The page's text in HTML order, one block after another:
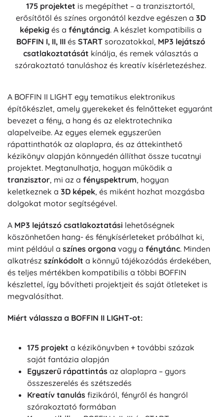
175 projektet is megépíthet – a tranzisztortól,
erősítőtől és színes orgonától kezdve egészen a 3D
képekigés a fénytáncig. A készlet kompatibilis a
BOFFIN I, II, IIIés STARTsorozatokkal, MP3 lejátszó
csatlakoztatását kínálja, és remek választás a
szórakoztató tanuláshoz és kreatív kísérletezéshez.
A BOFFIN II LIGHT egy tematikus elektronikus
építőkészlet, amely gyerekeket és felnőtteket egyaránt
bevezet a fény, a hang és az elektrotechnika
alapelveibe. Az egyes elemek egyszerűen
rápattinthatók az alaplapra, és az áttekinthető
kézikönyv alapján könnyedén állíthat össze tucatnyi
projektet. Megtanulhatja, hogyan működik a
tranzisztor, mi az a fényspektrum, hogyan
keletkeznek a 3D képek, és miként hozhat mozgásba
dolgokat motor segítségével.
A MP3 lejátszó csatlakoztatási lehetőségnek
köszönhetően hang- és fénykísérleteket próbálhat ki,
mint például a színes orgona vagy a fénytánc. Minden
alkatrész színkódolt a könnyű tájékozódás érdekében,
és teljes mértékben kompatibilis a többi BOFFIN
készlettel, így bővítheti projektjeit és saját ötleteket is
megvalósíthat.
Miért válassza a BOFFIN II LIGHT-ot:
175 projekt a kézikönyvben + további százak
saját fantázia alapján
Egyszerű rápattintás az alaplapra – gyors
összeszerelés és szétszedés
Kreatív tanulás fizikáról, fényről és hangról
szórakoztató formában